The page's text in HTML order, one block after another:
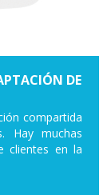
DE
compartida
Hay muchas
clientes en la